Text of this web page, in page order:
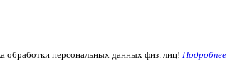
обработки персональных данных физ. лиц! Подробнее